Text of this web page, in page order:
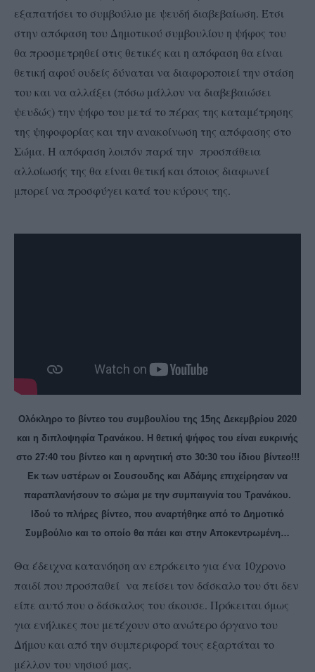
εξαπατήσει το συμβούλιο με ψευδή διαβεβαίωση. Έτσι
στην απόφαση του Δημοτικού συμβουλίου η ψήφος του
θα προσμετρηθεί στις θετικές και η απόφαση θα είναι
θετική αφού ουδείς δύναται να διαφοροποιεί την στάση
του και να αλλάξει (πόσω μάλλον να διαβεβαιώσει
ψευδώς) την ψήφο του μετά το πέρας της καταμέτρησης
της ψηφοφορίας και την ανακοίνωση της απόφασης στο
Σώμα. Η απόφαση λοιπόν παρά την προσπάθεια
αλλοίωσής της θα είναι θετική και όποιος διαφωνεί
μπορεί να προσφύγει κατά του κύρους της.
Ολόκληρο το βίντεο του συμβουλίου της 15ης Δεκεμβρίου 2020
και η διπλοψηφία Τρανάκου. Η θετική ψήφος του είναι ευκρινής
στο 27:40 του βίντεο και η αρνητική στο 30:30 του ίδιου βίντεο!!!
Εκ των υστέρων οι Σουσουδης και Αδάμης επιχείρησαν να
παραπλανήσουν το σώμα με την συμπαιγνία του Τρανάκου.
Ιδού το πλήρες βίντεο, που αναρτήθηκε από το Δημοτικό
Συμβούλιο και το οποίο θα πάει και στην Αποκεντρωμένη…
Θα έδειχνα κατανόηση αν επρόκειτο για ένα 10χρονο
παιδί που προσπαθεί να πείσει τον δάσκαλο του ότι δεν
είπε αυτό που ο δάσκαλος του άκουσε. Πρόκειται όμως
για ενήλικες που μετέχουν στο ανώτερο όργανο του
Δήμου και από την συμπεριφορά τους εξαρτάται το
μέλλον του νησιού μας.